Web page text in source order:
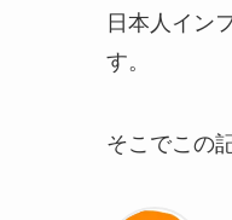
日本人イン
す。
そこでこの